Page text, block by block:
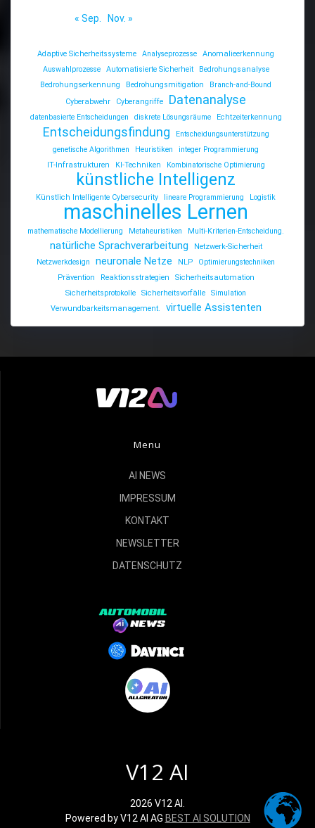
« Sep. Nov. »
Adaptive Sicherheitssysteme Analyseprozesse
Anomalieerkennung
Auswahlprozesse
Automatisierte Sicherheit
Bedrohungsanalyse
Bedrohungserkennung
Bedrohungsmitigation
Branch-and-Bound
Cyberabwehr
Cyberangriffe Datenanalyse
datenbasierte Entscheidungen diskrete Lösungsräume Echtzeiterkennung
Entscheidungsfindung
Entscheidungsunterstützung
genetische Algorithmen
Heuristiken
integer Programmierung
IT-Infrastrukturen
KI-Techniken Kombinatorische Optimierung
künstliche Intelligenz
Künstlich Intelligente Cybersecurity lineare Programmierung Logistik
maschinelles Lernen
mathematische Modellierung Metaheuristiken Multi-Kriterien-Entscheidung.
natürliche Sprachverarbeitung
Netzwerk-Sicherheit
Netzwerkdesign
neuronale Netze NLP
Optimierungstechniken
Prävention
Reaktionsstrategien
Sicherheitsautomation
Sicherheitsprotokolle
Sicherheitsvorfälle
Simulation
Verwundbarkeitsmanagement.
virtuelle Assistenten
Menu
AI NEWS
IMPRESSUM
KONTAKT
NEWSLETTER
DATENSCHUTZ
V12 AI
2026 V12 AI.
Powered by V12 AI AG BEST AI SOLUTION